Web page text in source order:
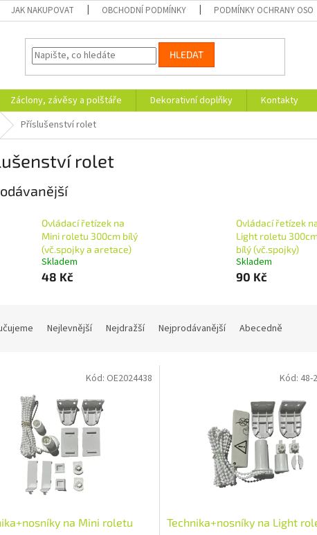
JAK NAKUPOVAT OBCHODNÍ PODMÍNKY PODMÍNKY OCHRANY
HLEDAT
Záclony, závěsy a polštáře Dekorativní doplňky
Kontakty
Příslušenství rolet
rolet
Ovládací řetízek na
Mini roletu 300cm bílý
(vč.spojky a aretace)
Skladem
48 Kč
Ovládací řetízek
Light roletu
bílý (vč.spojky)
Skladem
90 Kč
Nejlevnější Nejdražší Nejprodávanější Abecedně
na Mini roletu
Kód: OE2024438
Technika+nosníky na Light
Kód: 48-